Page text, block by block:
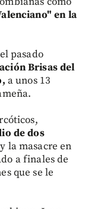
en la
pasado
Brisas del
a unos 13
de dos
la masacre en
a finales de
que se le